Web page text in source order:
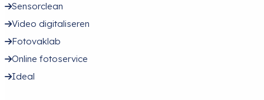
Sensorclean
Video digitaliseren
Fotovaklab
Online fotoservice
Ideal